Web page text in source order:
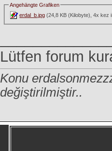
Angehängte Grafiken
erdal_b.jpg (24,8 KB (Kilobyte), 4x kez
Lütfen forum
Konu
değiştirilmiştir..